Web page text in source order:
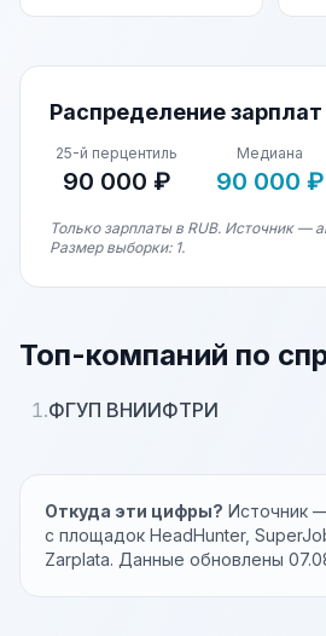
Распределение зарплат
25-й перцентиль
90 000 ₽
Медиана
90 000 ₽
Только зарплаты в RUB. Источник —
Размер выборки: 1.
Топ-компаний по
1.ФГУП ВНИИФТРИ
Откуда эти цифры? Источник
с площадок HeadHunter,
Zarplata. Данные обновлены